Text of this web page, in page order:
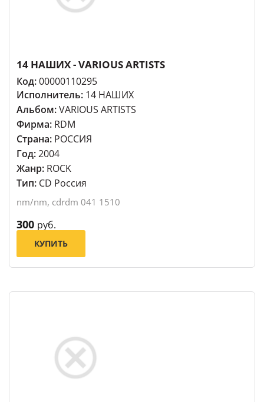
14 НАШИХ - VARIOUS ARTISTS
Код:00000110295
Исполнитель: 14 НАШИХ
Альбом:VARIOUS ARTISTS
Фирма: RDM
Страна: РОССИЯ
Год:2004
Жанр: ROCK
Тип: CD Россия
nm/nm, cdrdm 041 1510
300 руб.
КУПИТЬ